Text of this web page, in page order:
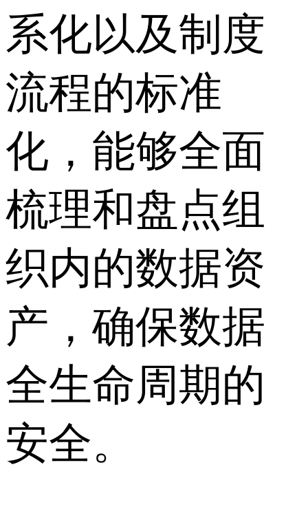
系化以及制度
流程的标准
化，能够全面
梳理和盘点组
织内的数据资
产，确保数据
全生命周期的
安全。